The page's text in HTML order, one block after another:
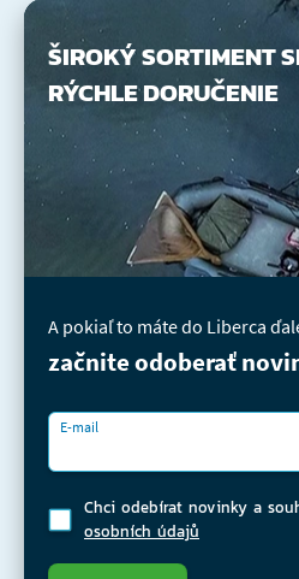
ŠIROKÝ SORTIMENT
RÝCHLE DORUČENIE
A pokiaľ to máte do Liberca
začnite odoberať
E-mail
Chci odebírat novinky a
osobních údajů